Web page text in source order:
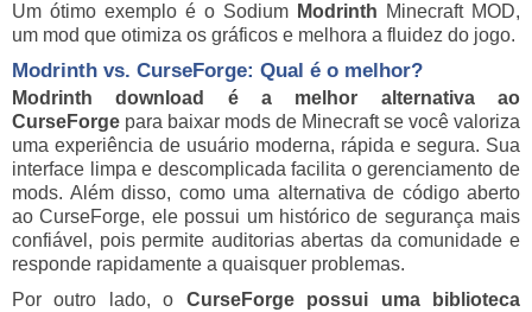
Um ótimo exemplo é o Sodium Modrinth Minecraft MOD,
um mod que otimiza os gráficos e melhora a fluidez do jogo.
Modrinth vs. CurseForge: Qual é o melhor?
Modrinth download é a melhor alternativa ao
CurseForge para baixar mods de Minecraft se você valoriza
uma experiência de usuário moderna, rápida e segura. Sua
interface limpa e descomplicada facilita o gerenciamento de
mods. Além disso, como uma alternativa de código aberto
ao CurseForge, ele possui um histórico de segurança mais
confiável, pois permite auditorias abertas da comunidade e
responde rapidamente a quaisquer problemas.
Por outro lado, o CurseForge possui uma biblioteca